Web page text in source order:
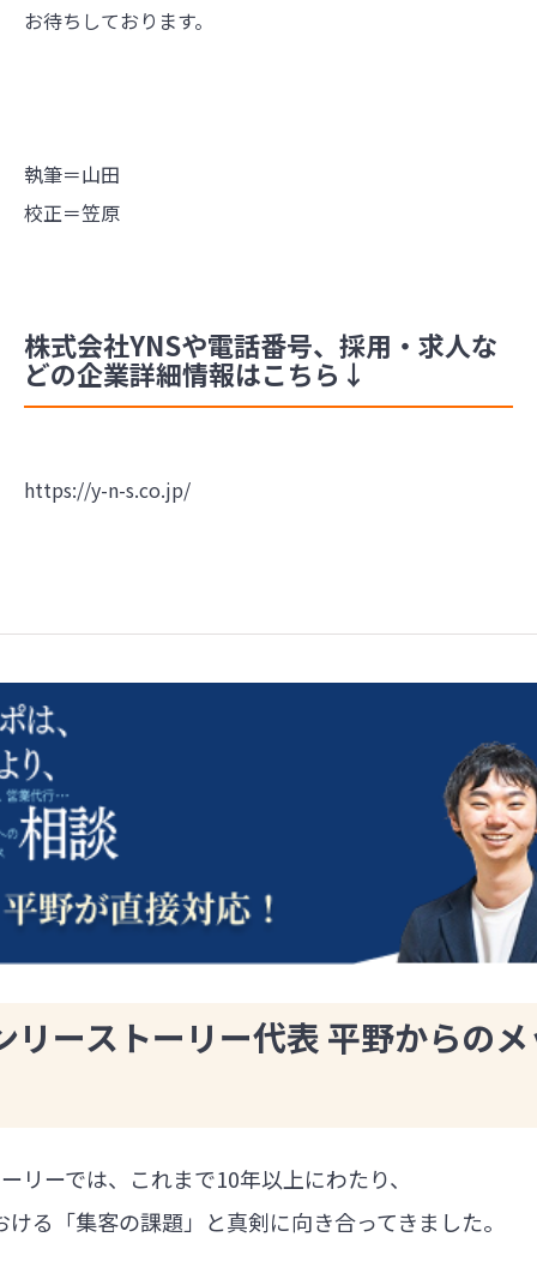
お待ちしております。
執筆＝山田
校正＝笠原
株式会社YNSや電話番号、採用・求人な
どの企業詳細情報はこちら↓
https://y-n-s.co.jp/
リーストーリー代表 平野からの
リーでは、これまで10年以上にわたり、
る「集客の課題」と真剣に向き合ってきました。